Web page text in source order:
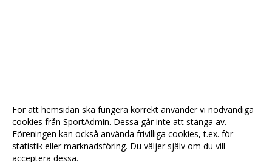
För att hemsidan ska fungera korrekt använder vi nödvändiga
cookies från SportAdmin. Dessa går inte att stänga av.
Föreningen kan också använda frivilliga cookies, t.ex. för
statistik eller marknadsföring. Du väljer själv om du vill
acceptera dessa.